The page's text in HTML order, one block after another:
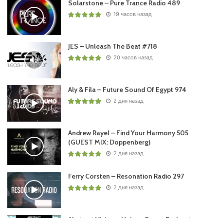
Понравился выпуск?
Пользовательская оценка:
Solarstone – Pure Trance Radio 489
19 часов назад
JES – Unleash The Beat #718
20 часов назад
Aly & Fila – Future Sound Of Egypt 974
2 дня назад
Andrew Rayel – Find Your Harmony 505
(GUEST MIX: Doppenberg)
2 дня назад
Ferry Corsten – Resonation Radio 297
2 дня назад